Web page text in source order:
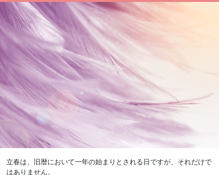
立春は、旧暦において一年の始まりとされる日ですが、それだけで
はありません。